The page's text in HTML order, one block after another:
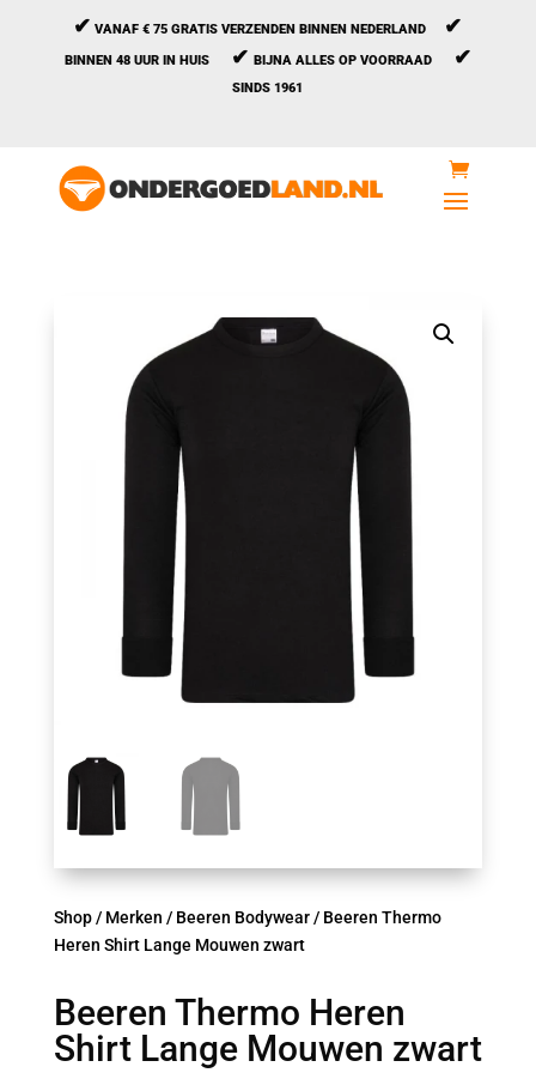
✔ VANAF € 75 GRATIS VERZENDEN BINNEN NEDERLAND ✔
BINNEN 48 UUR IN HUIS ✔ BIJNA ALLES OP VOORRAAD ✔
SINDS 1961
Shop/ Merken / Beeren Bodywear/ Beeren Thermo
Heren Shirt Lange Mouwen zwart
Beeren Thermo Heren
Shirt Lange Mouwen zwart